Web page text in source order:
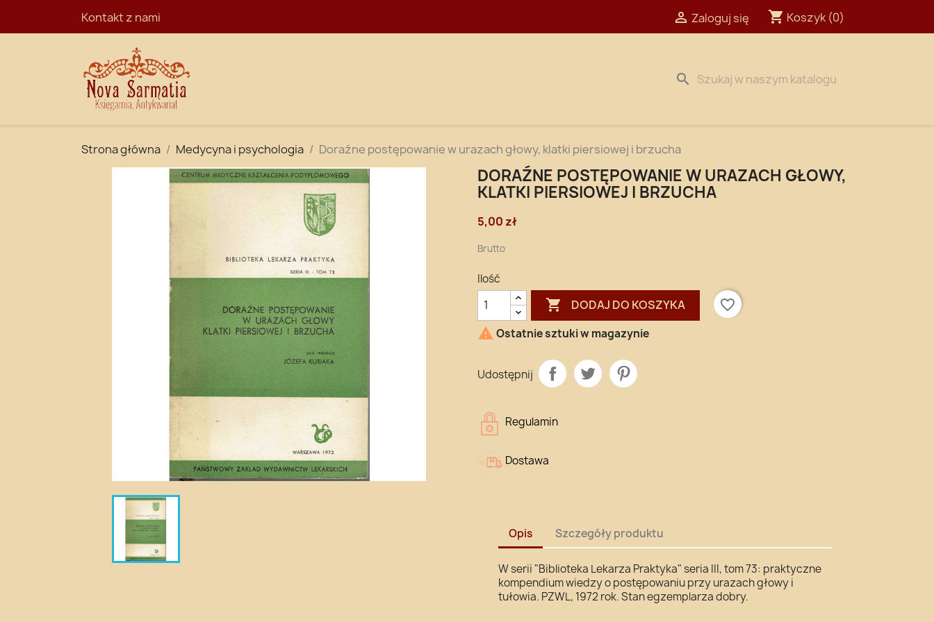
Kontakt z nami  Zaloguj się shopping_cart Koszyk (0)
search
Strona główna Medycyna i psychologia Doraźne postępowanie w urazach głowy, klatki piersiowej i brzucha
DORAŹNE POSTĘPOWANIE W URAZACH GŁOWY,
KLATKI PIERSIOWEJ I BRZUCHA
5,00 zł
Brutto
Ilość
 DODAJ DO KOSZYKA
favorite_border
 Ostatnie sztuki w magazynie
Udostępnij
Regulamin
Dostawa
Opis Szczegóły produktu
W serii "Biblioteka Lekarza Praktyka" seria III, tom 73: praktyczne
kompendium wiedzy o postępowaniu przy urazach głowy i
tułowia. PZWL, 1972 rok. Stan egzemplarza dobry.